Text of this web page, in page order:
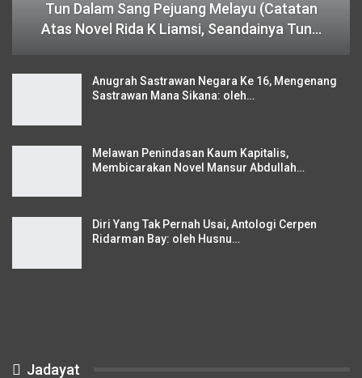
Tun Dalam Sang Pejuang Melayu (Catatan
Atas Novel Rida K Liamsi, Seandainya Tun…
Anugrah Sastrawan Negara Ke 16, Mengenang
Sastrawan Mana Sikana: oleh…
Melawan Penindasan Kaum Kapitalis,
Membicarakan Novel Mansur Abdullah…
Diri Yang Tak Pernah Usai, Antologi Cerpen
Ridarman Bay: oleh Husnu…
Jadayat